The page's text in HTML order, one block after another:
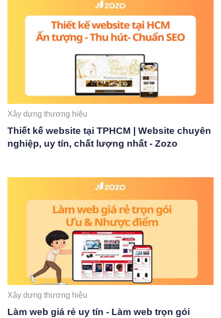
Xây dựng thương hiệu
Thiết kế website tại TPHCM | Website chuyên
nghiệp, uy tín, chất lượng nhất - Zozo
Xây dựng thương hiệu
Làm web giá rẻ uy tín - Làm web trọn gói